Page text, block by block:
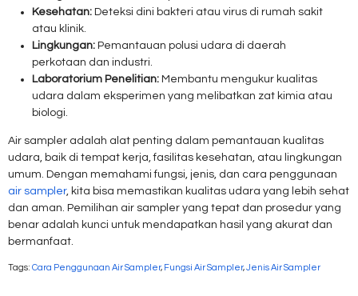
Kesehatan: Deteksi dini bakteri atau virus di rumah sakit
atau klinik.
Lingkungan: Pemantauan polusi udara di daerah
perkotaan dan industri.
Laboratorium Penelitian: Membantu mengukur kualitas
udara dalam eksperimen yang melibatkan zat kimia atau
biologi.
Air sampler adalah alat penting dalam pemantauan kualitas
udara, baik di tempat kerja, fasilitas kesehatan, atau lingkungan
umum. Dengan memahami fungsi, jenis, dan cara penggunaan
air sampler, kita bisa memastikan kualitas udara yang lebih sehat
dan aman. Pemilihan air sampler yang tepat dan prosedur yang
benar adalah kunci untuk mendapatkan hasil yang akurat dan
bermanfaat.
Tags: Cara Penggunaan Air Sampler, Fungsi Air Sampler,Jenis Air Sampler